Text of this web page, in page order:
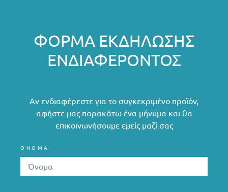
ΦΌΡΜΑ ΕΚΔΉΛΩΣΗΣ
ΕΝΔΙΑΦΈΡΟΝΤΟΣ
Αν ενδιαφέρεστε για το συγκεκριμένο προϊόν,
αφήστε μας παρακάτω ένα μήνυμα και θα
επικοινωνήσουμε εμείς μαζί σας
ΟΝΟΜΑ